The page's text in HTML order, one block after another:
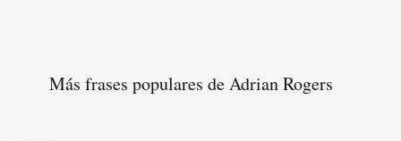
Más frases populares de Adrian Rogers